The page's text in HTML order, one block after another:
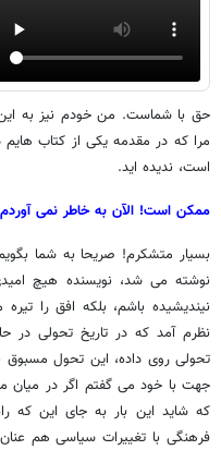
حق با شماست. من خودم نیز به این
مرا که در مقدمه یکی از کتاب هایم
است، ندیده اید.
ممکن است! الآن به خاطر نمی
بسیار متشکرم! صریحا به شما
نوشته می شد، نویسنده هیچ
نیندیشیده باشم، بلکه افق را
نظرم آمد که در تاریخ تحولی در
تحولی روی داده، این تحول
جهت با خود می گفتم اگر در میان
که شاید این بار به جای این که
فرهنگی با تغییرات سیاسی هم